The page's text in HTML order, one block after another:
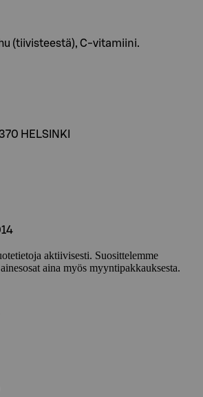
(tiivisteestä), C-vitamiini.
HELSINKI
aktiivisesti. Suosittelemme
aina myös myyntipakkauksesta.